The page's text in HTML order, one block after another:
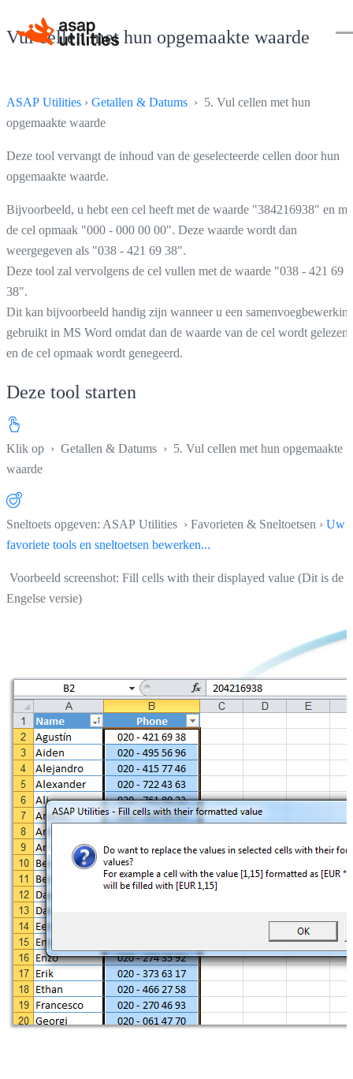
Vul cellen met hun opgemaakte waarde
ASAP Utilities › Getallen & Datums › 5. Vul cellen met hun
opgemaakte waarde
Deze tool vervangt de inhoud van de geselecteerde cellen door hun
opgemaakte waarde.
Bijvoorbeeld, u hebt een cel heeft met de waarde "384216938" en
de cel opmaak "000 - 000 00 00". Deze waarde wordt dan
weergegeven als "038 - 421 69 38".
Deze tool zal vervolgens de cel vullen met de waarde "038 - 421 69
38".
Dit kan bijvoorbeeld handig zijn wanneer u een
gebruikt in MS Word omdat dan de waarde van de cel wordt gelezen
en de cel opmaak wordt genegeerd.
Deze tool starten
Klik op › Getallen & Datums › 5. Vul cellen met hun opgemaakte
waarde
Sneltoets opgeven: ASAP Utilities › Favorieten & Sneltoetsen › Uw
favoriete tools en sneltoetsen bewerken...
Voorbeeld screenshot: Fill cells with their displayed value (Dit is de
Engelse versie)